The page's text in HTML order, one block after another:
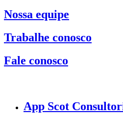
Nossa equipe
Trabalhe conosco
Fale conosco
App Scot